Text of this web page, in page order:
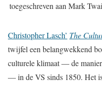
toegeschreven aan Mark
Christopher Lasch’ The
twijfel een belangwekkend
culturele klimaat — de
— in de VS sinds 1850. Het